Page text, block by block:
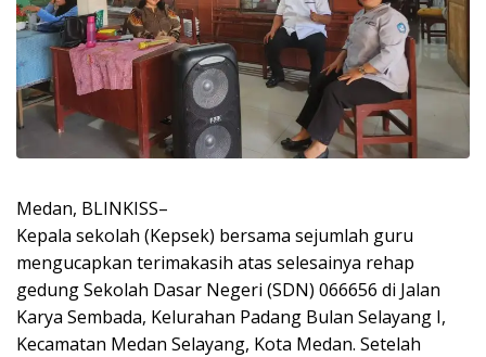
Medan, BLINKISS–
Kepala sekolah (Kepsek) bersama sejumlah guru
mengucapkan terimakasih atas selesainya rehap
gedung Sekolah Dasar Negeri (SDN) 066656 di Jalan
Karya Sembada, Kelurahan Padang Bulan Selayang I,
Kecamatan Medan Selayang, Kota Medan. Setelah